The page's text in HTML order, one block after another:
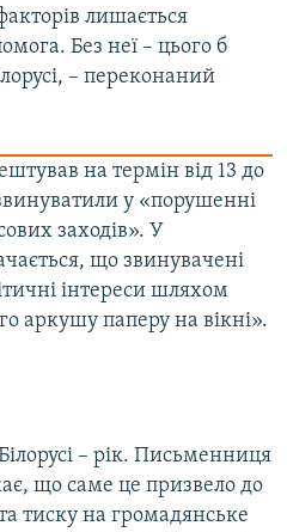
лишається
Без неї – цього б
– переконаний
на термін від 13 до
у «порушенні
заходів». У
що звинувачені
інтереси шляхом
аркушу паперу на вікні».
– рік. Письменниця
що саме це призвело до
тиску на громадянське